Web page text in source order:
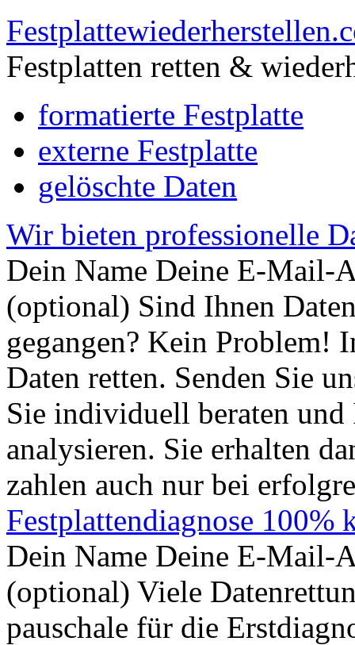
Festplatten retten &
formatierte Festplatte
externe Festplatte
gelöschte Daten
Wir bieten professionelle
Dein Name Deine E-Mail-
(optional) Sind Ihnen
gegangen? Kein Problem!
Daten retten. Senden Sie
Sie individuell beraten
analysieren. Sie erhalten
zahlen auch nur bei
Festplattendiagnose 100%
Dein Name Deine E-Mail-
(optional) Viele
pauschale für die